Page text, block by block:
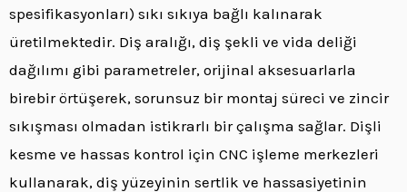
spesifikasyonları) sıkı sıkıya bağlı kalınarak
üretilmektedir. Diş aralığı, diş şekli ve vida deliği
dağılımı gibi parametreler, orijinal aksesuarlarla
birebir örtüşerek, sorunsuz bir montaj süreci ve zincir
sıkışması olmadan istikrarlı bir çalışma sağlar. Dişli
kesme ve hassas kontrol için CNC işleme merkezleri
kullanarak, diş yüzeyinin sertlik ve hassasiyetinin